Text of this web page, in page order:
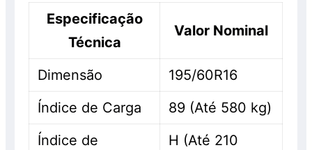
Especificação
Técnica
Valor Nominal
Dimensão
195/60R16
Índice de Carga
89 (Até 580 kg)
Índice de
H (Até 210